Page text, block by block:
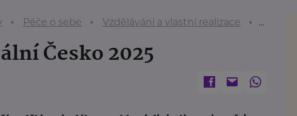
Péče o sebe Vzdělávání a vlastní realizace Týden
Česko 2025